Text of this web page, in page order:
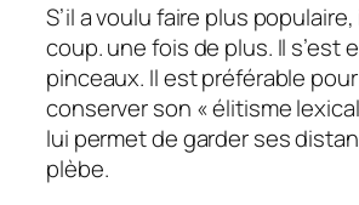
S’il a voulu faire plus
coup. une fois de plus. Il s’est
pinceaux. Il est préférable
conserver son « élitisme
lui permet de garder ses
plèbe.